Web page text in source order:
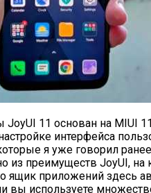
11 основан на MIUI
интерфейса
я уже говорил
из преимуществ JoyUI, на
ящик приложений здесь
вы используете